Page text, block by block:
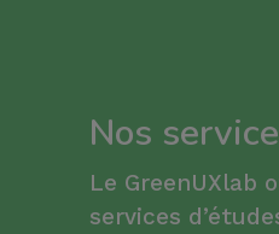
Nos
Le GreenUXlab
services